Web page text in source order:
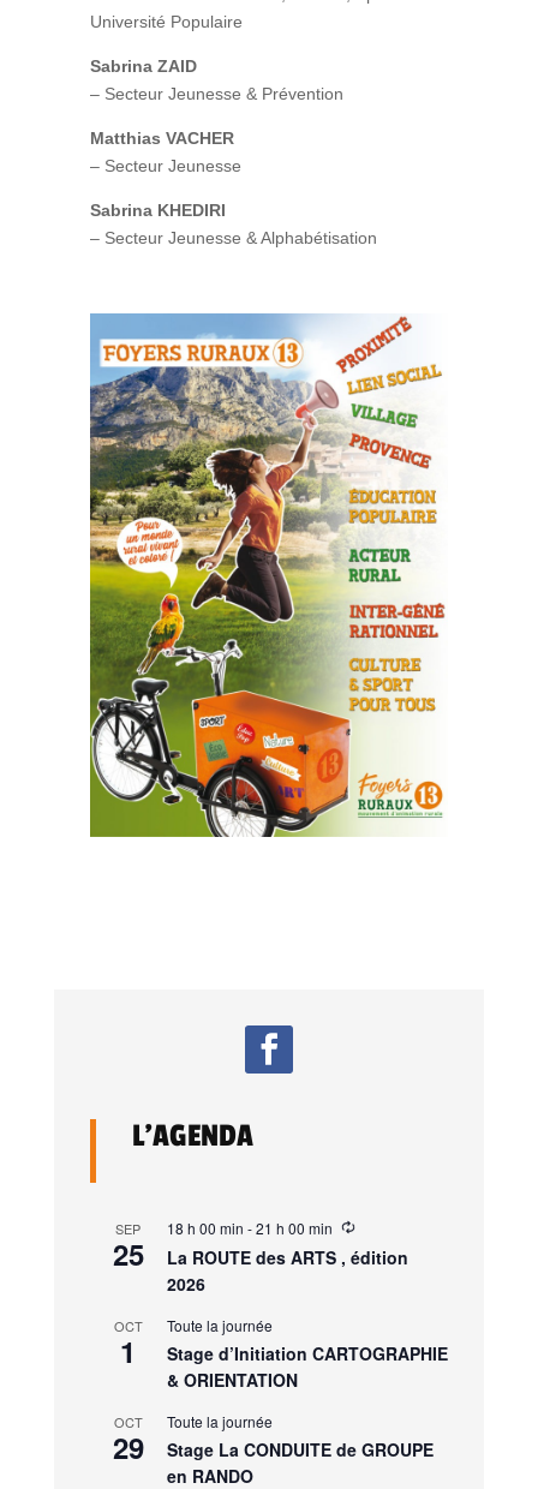
Université Populaire
Sabrina ZAID
– Secteur Jeunesse & Prévention
Matthias VACHER
– Secteur Jeunesse
Sabrina KHEDIRI
– Secteur Jeunesse & Alphabétisation
L’AGENDA
SEP
25
18 h 00 min -21 h 00 min
La ROUTE des ARTS , édition
2026
OCT
1
Toute la journée
Stage d’Initiation CARTOGRAPHIE
& ORIENTATION
OCT
29
Toute la journée
Stage La CONDUITE de GROUPE
en RANDO